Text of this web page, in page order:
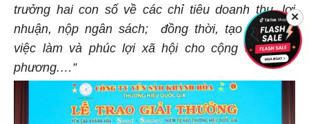
trưởng hai con số về các chỉ tiêu doanh thu, lợi
nhuận, nộp ngân sách;
đồng thời, tạo công ăn
việc làm và phúc lợi xã hội cho cộng đồng địa
phương.…”
✕